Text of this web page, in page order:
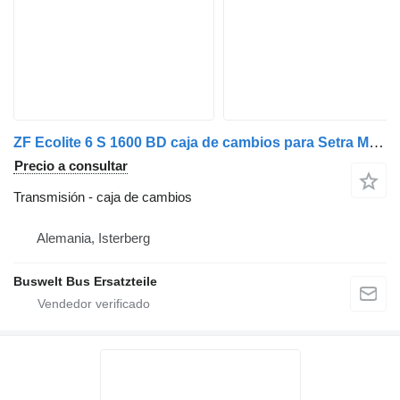
ZF Ecolite 6 S 1600 BD caja de cambios para Setra MERCEDES autobús
Precio a consultar
Transmisión - caja de cambios
Alemania, Isterberg
Buswelt Bus Ersatzteile